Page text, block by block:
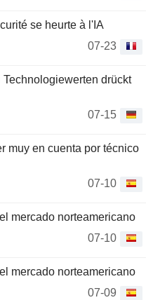
se heurte à l'IA
07-23
drückt
07-15
muy en cuenta por técnico
07-10
mercado norteamericano
07-10
mercado norteamericano
07-09